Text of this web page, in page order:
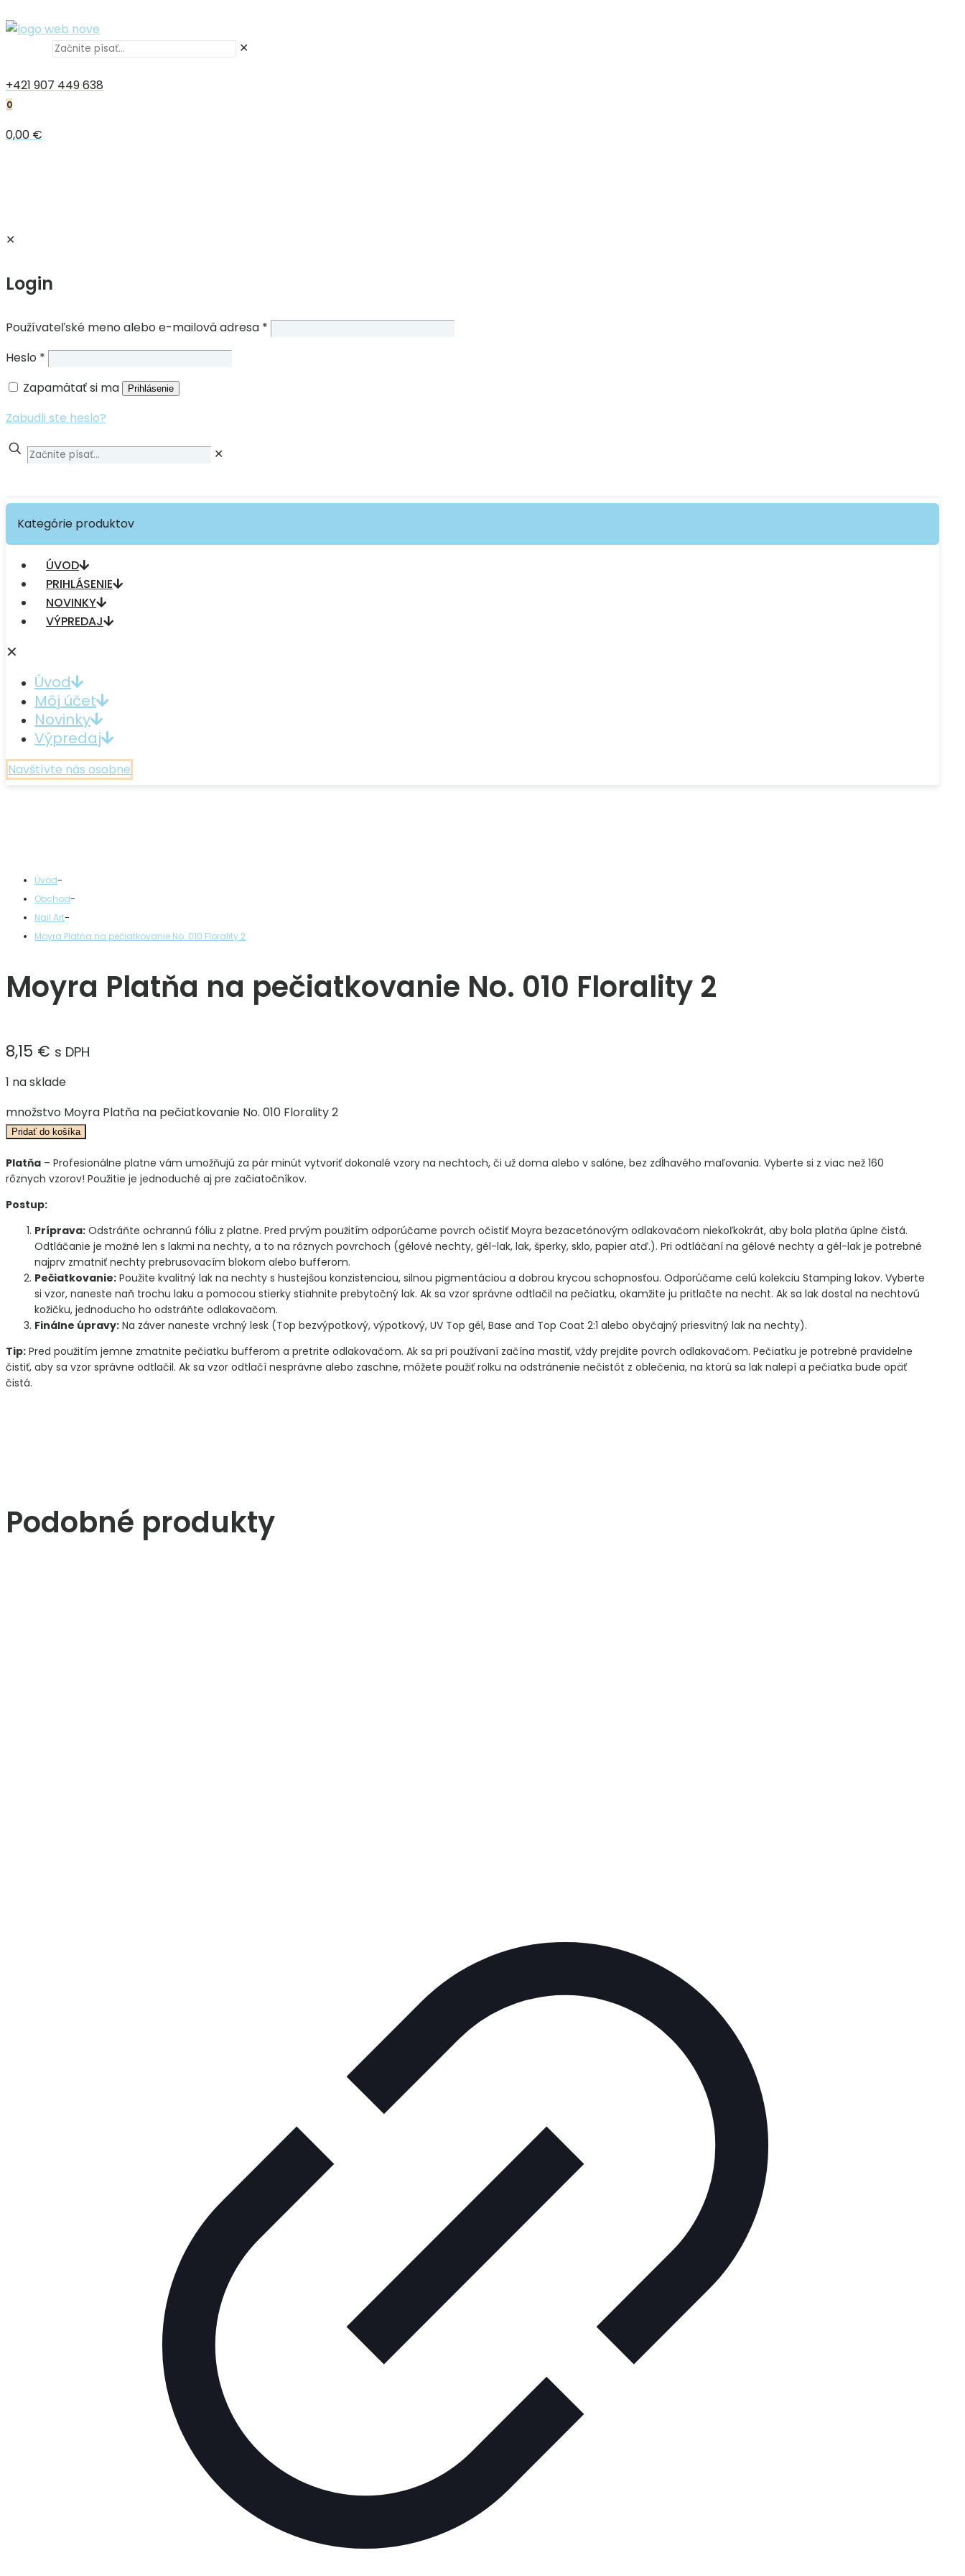
✕
+421 907 449 638
0
0,00 €
✕
Login
Používateľské meno alebo e-mailová adresa *
Heslo *
Zapamätať si ma
Prihlásenie
Zabudli ste heslo?
✕
Kategórie produktov
ÚVOD
PRIHLÁSENIE
NOVINKY
VÝPREDAJ
✕
Úvod
Môj účet
Novinky
Výpredaj
Navštívte nás osobne
Úvod-
Obchod-
Nail Art-
Moyra Platňa na pečiatkovanie No. 010 Florality 2
Moyra Platňa na pečiatkovanie No. 010 Florality 2
8,15 € s DPH
1 na sklade
množstvo Moyra Platňa na pečiatkovanie No. 010 Florality 2
Pridať do košíka
Platňa – Profesionálne platne vám umožňujú za pár minút vytvoriť dokonalé vzory na nechtoch, či už doma alebo v salóne, bez zdĺhavého maľovania. Vyberte si z viac než 160
rôznych vzorov! Použitie je jednoduché aj pre začiatočníkov.
Postup:
Príprava: Odstráňte ochrannú fóliu z platne. Pred prvým použitím odporúčame povrch očistiť Moyra bezacetónovým odlakovačom niekoľkokrát, aby bola platňa úplne čistá.
Odtláčanie je možné len s lakmi na nechty, a to na rôznych povrchoch (gélové nechty, gél-lak, lak, šperky, sklo, papier atď.). Pri odtláčaní na gélové nechty a gél-lak je potrebné
najprv zmatniť nechty prebrusovacím blokom alebo bufferom.
Pečiatkovanie: Použite kvalitný lak na nechty s hustejšou konzistenciou, silnou pigmentáciou a dobrou krycou schopnosťou. Odporúčame celú kolekciu Stamping lakov. Vyberte
si vzor, naneste naň trochu laku a pomocou stierky stiahnite prebytočný lak. Ak sa vzor správne odtlačil na pečiatku, okamžite ju pritlačte na necht. Ak sa lak dostal na nechtovú
kožičku, jednoducho ho odstráňte odlakovačom.
Finálne úpravy: Na záver naneste vrchný lesk (Top bezvýpotkový, výpotkový, UV Top gél, Base and Top Coat 2:1 alebo obyčajný priesvitný lak na nechty).
Tip: Pred použitím jemne zmatnite pečiatku bufferom a pretrite odlakovačom. Ak sa pri používaní začína mastiť, vždy prejdite povrch odlakovačom. Pečiatku je potrebné pravidelne
čistiť, aby sa vzor správne odtlačil. Ak sa vzor odtlačí nesprávne alebo zaschne, môžete použiť rolku na odstránenie nečistôt z oblečenia, na ktorú sa lak nalepí a pečiatka bude opäť
čistá.
Podobné produkty